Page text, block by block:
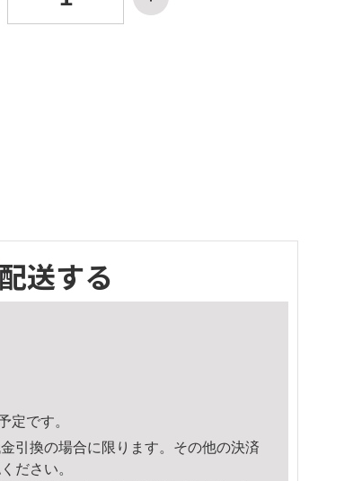
配送する
定です。
引換の場合に限ります。その他の決済
ださい。